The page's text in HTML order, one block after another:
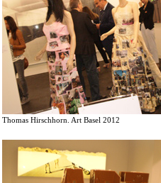
Thomas Hirschhorn. Art Basel 2012